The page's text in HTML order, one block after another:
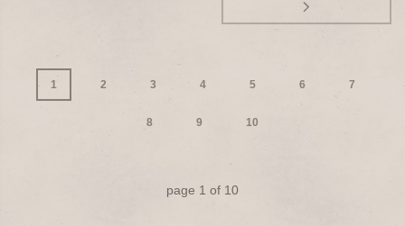
1 2 3 4 5 6 7
8 9 10
page 1 of 10